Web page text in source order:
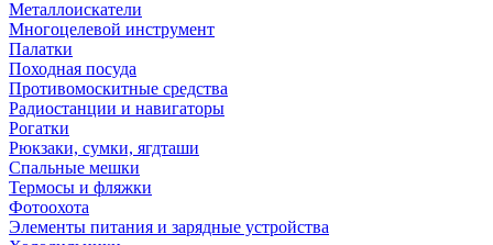
Металлоискатели
Многоцелевой инструмент
Палатки
Походная посуда
Противомоскитные средства
Радиостанции и навигаторы
Рогатки
Рюкзаки, сумки, ягдташи
Спальные мешки
Термосы и фляжки
Фотоохота
Элементы питания и зарядные устройства